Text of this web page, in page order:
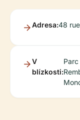
Adresa:48
V
blízkosti: